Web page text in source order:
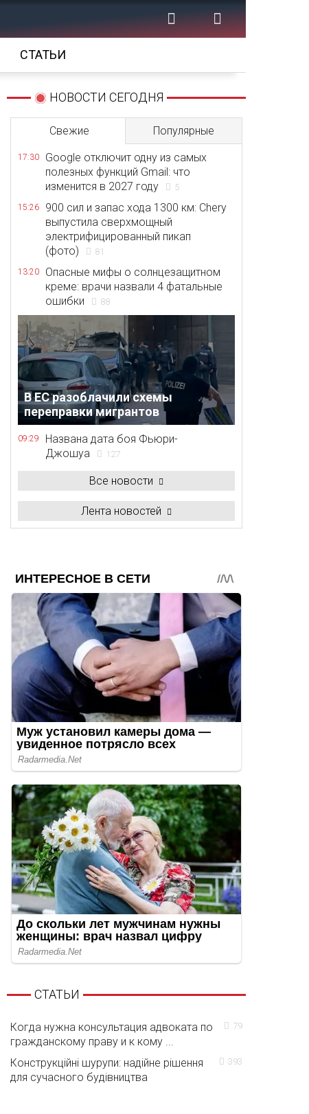
СТАТЬИ
НОВОСТИ СЕГОДНЯ
Свежие Популярные
17:30
Google отключит одну из самых
полезных функций Gmail: что
изменится в 2027 году
5
15:26
900 сил и запас хода 1300 км: Chery
выпустила сверхмощный
электрифицированный пикап
(фото)
81
13:20
Опасные мифы о солнцезащитном
креме: врачи назвали 4 фатальные
ошибки
88
В ЕС разоблачили схемы
переправки мигрантов
09:29
Названа дата боя Фьюри-
Джошуа
127
Все новости
Лента новостей
СТАТЬИ
Когда нужна консультация адвоката по
гражданскому праву и к кому ...
79
Конструкційні шурупи: надійне рішення
для сучасного будівництва
393